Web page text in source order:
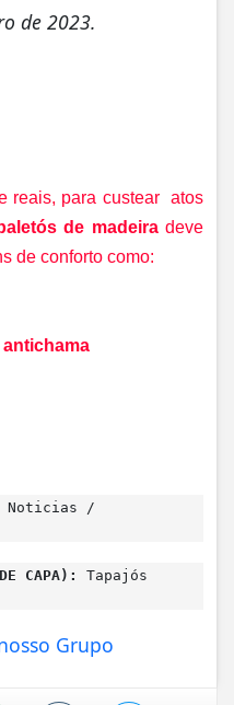
de 2023.
reais, para custear atos
de madeiradeve
de conforto como:
antichama
Noticias /
CAPA):
Tapajós